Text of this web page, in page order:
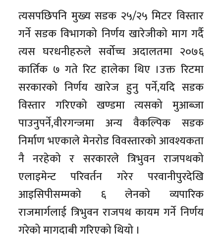
त्यसपछिपनि मुख्य सडक २५/२५ मिटर विस्तार
गर्ने सडक विभागको निर्णय खारेजीको माग गर्दै
त्यस घरधनीहरुले सर्वोच्च अदालतमा २०७६
कार्तिक ७ गते रिट हालेका थिए ।उक्त रिटमा
सरकारको निर्णय खारेज हुनु पर्ने,यदि सडक
विस्तार गरिएको खण्डमा त्यसको मुआब्जा
पाउनुपर्ने,वीरगन्जमा अन्य वैकल्पिक सडक
निर्माण भएकाले मेनरोड विवस्तारको आवश्यकता
नै नरहेको र सरकारले त्रिभुवन राजपथको
एलाइमेन्ट परिवर्तन गरेर परवानीपुरदेखि
आइसिपीसम्मको ६ लेनको व्यपारिक
राजमार्गलाई त्रिभुवन राजपथ कायम गर्ने निर्णय
गरेको मागदाबी गरिएको थियो ।